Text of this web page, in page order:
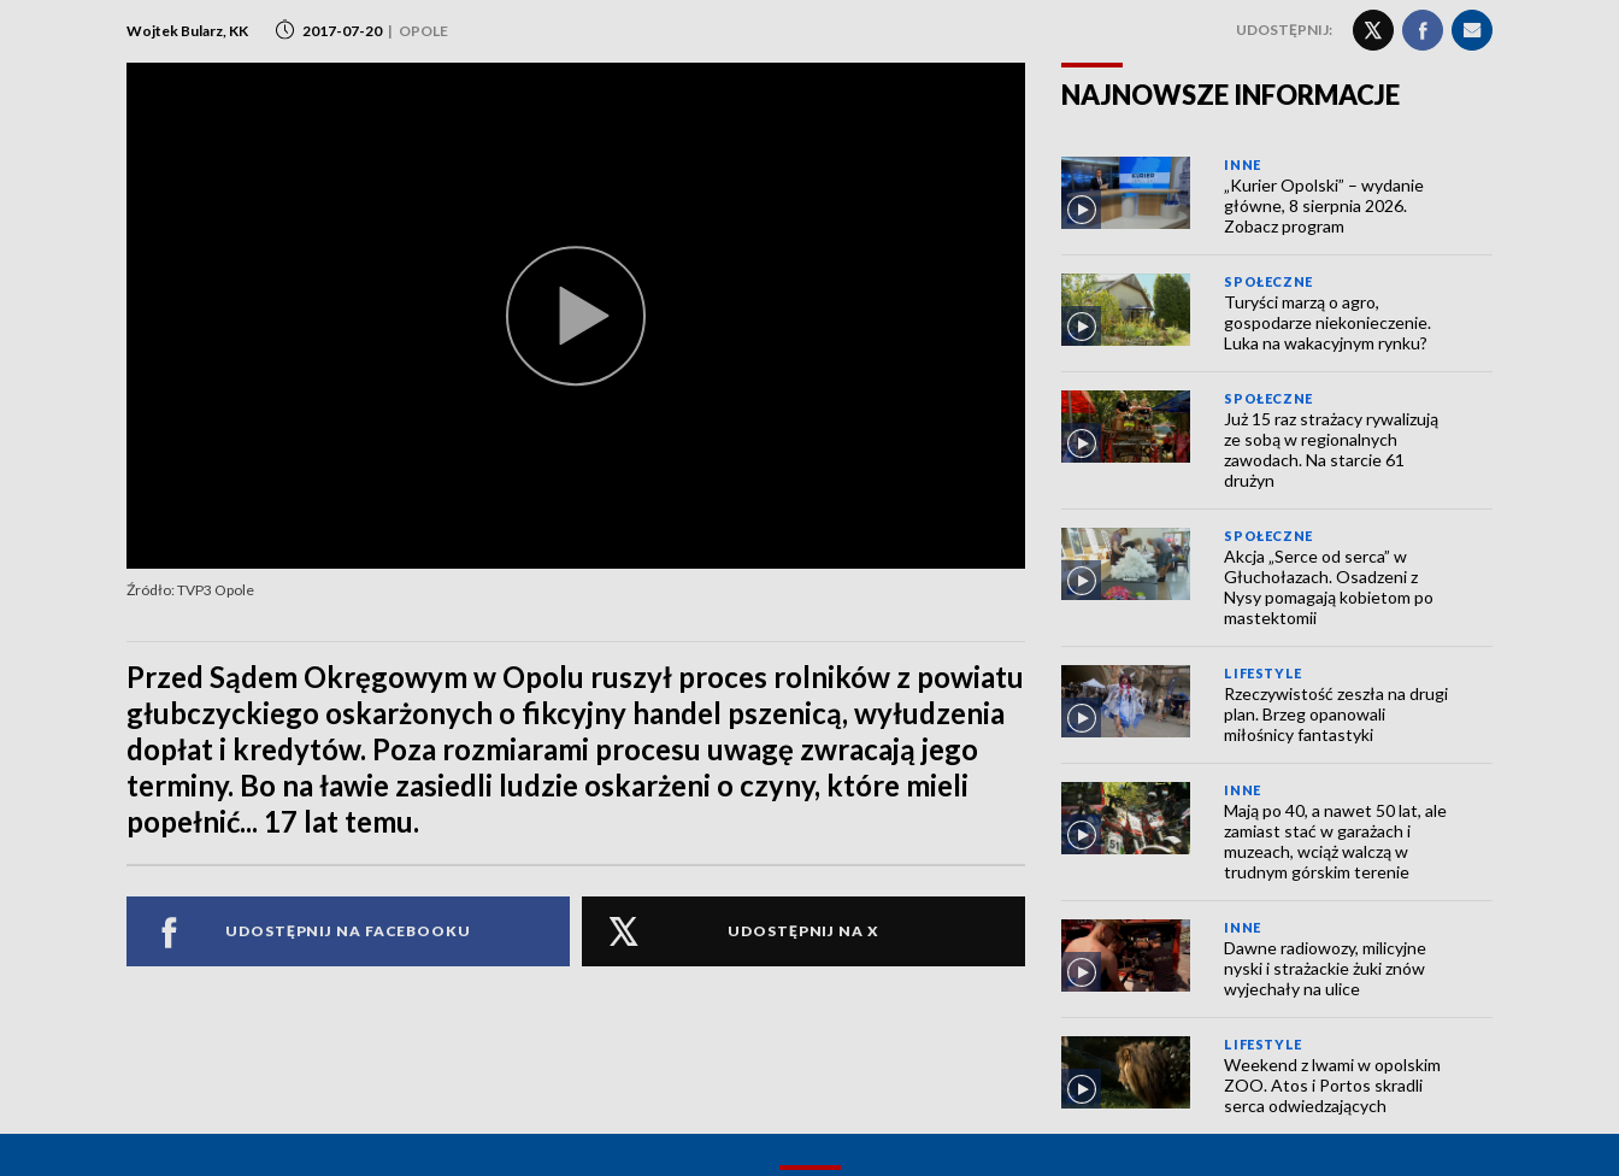
Wojtek Bularz, KK 2017-07-20 | OPOLE UDOSTĘPNIJ:
Źródło: TVP3 Opole
Przed Sądem Okręgowym w Opolu ruszył proces rolników z powiatu
głubczyckiego oskarżonych o fikcyjny handel pszenicą, wyłudzenia
dopłat i kredytów. Poza rozmiarami procesu uwagę zwracają jego
terminy. Bo na ławie zasiedli ludzie oskarżeni o czyny, które mieli
popełnić... 17 lat temu.
UDOSTĘPNIJ NA FACEBOOKU UDOSTĘPNIJ NA X
NAJNOWSZE INFORMACJE
INNE
„Kurier Opolski” – wydanie
główne, 8 sierpnia 2026.
Zobacz program
SPOŁECZNE
Turyści marzą o agro,
gospodarze niekonieczenie.
Luka na wakacyjnym rynku?
SPOŁECZNE
Już 15 raz strażacy rywalizują
ze sobą w regionalnych
zawodach. Na starcie 61
drużyn
SPOŁECZNE
Akcja „Serce od serca” w
Głuchołazach. Osadzeni z
Nysy pomagają kobietom po
mastektomii
LIFESTYLE
Rzeczywistość zeszła na drugi
plan. Brzeg opanowali
miłośnicy fantastyki
INNE
Mają po 40, a nawet 50 lat, ale
zamiast stać w garażach i
muzeach, wciąż walczą w
trudnym górskim terenie
INNE
Dawne radiowozy, milicyjne
nyski i strażackie żuki znów
wyjechały na ulice
LIFESTYLE
Weekend z lwami w opolskim
ZOO. Atos i Portos skradli
serca odwiedzających